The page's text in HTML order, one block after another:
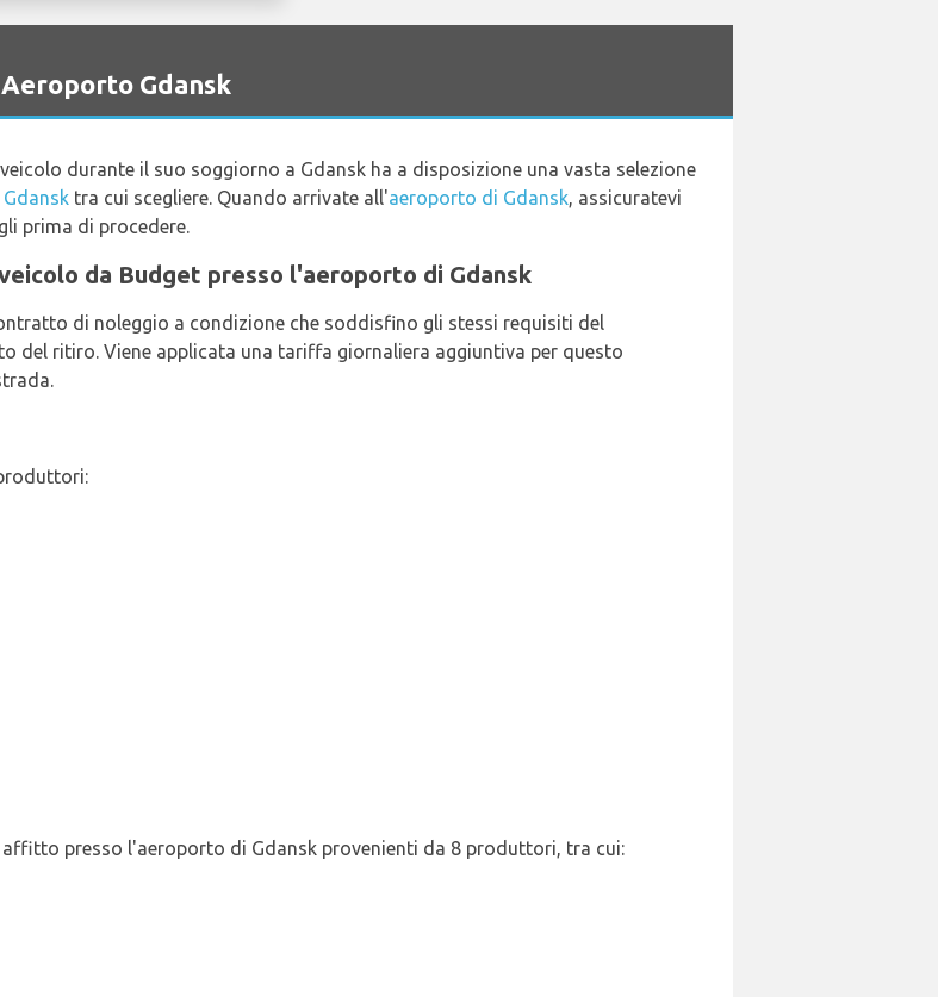
Gdansk
durante il suo soggiorno a Gdansk ha a disposizione una vasta selezione
tra cui scegliere. Quando arrivate all'aeroporto di Gdansk, assicuratevi
prima di procedere.
da Budget presso l'aeroporto di Gdansk
di noleggio a condizione che soddisfino gli stessi requisiti del
del ritiro. Viene applicata una tariffa giornaliera aggiuntiva per questo
presso l'aeroporto di Gdansk provenienti da 8 produttori, tra cui: